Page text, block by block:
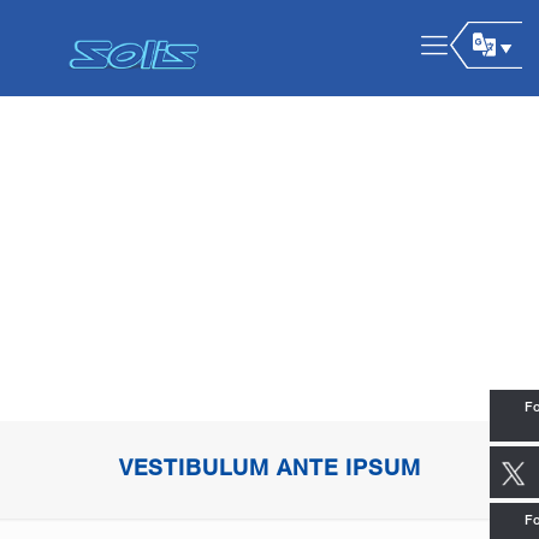
VESTIBULUM ANTE IPSUM